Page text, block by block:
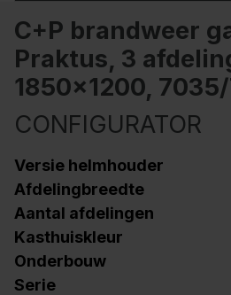
C+P brandweer
Praktus, 3
1850x1200,
CONFIGURATOR
Versie helmhouder
Afdelingbreedte
Aantal afdelingen
Kasthuiskleur
Onderbouw
Serie